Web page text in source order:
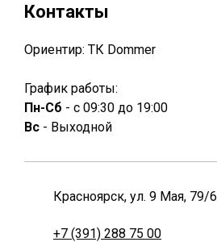
Контакты
Ориентир: ТК Dommer
График работы:
Пн-Сб - с 09:30 до 19:00
Вс - Выходной
Красноярск, ул. 9 Мая, 79/6
+7 (391) 288 75 00